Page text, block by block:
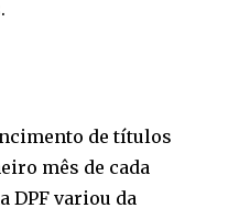
de títulos
mês de cada
DPF variou da